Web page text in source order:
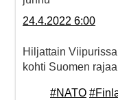
24.4.2022 6:00
Hiljattain
kohti Suomen
#NATO